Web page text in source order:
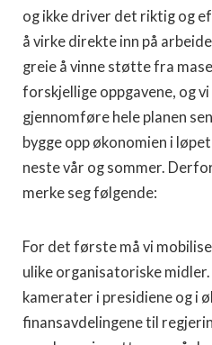
og ikke driver det riktig og
å virke direkte inn på
greie å vinne støtte fra
forskjellige oppgavene, og
gjennomføre hele planen
bygge opp økonomien i
neste vår og sommer.
merke seg følgende:
For det første må vi
ulike organisatoriske
kamerater i presidiene og i
finansavdelingene til